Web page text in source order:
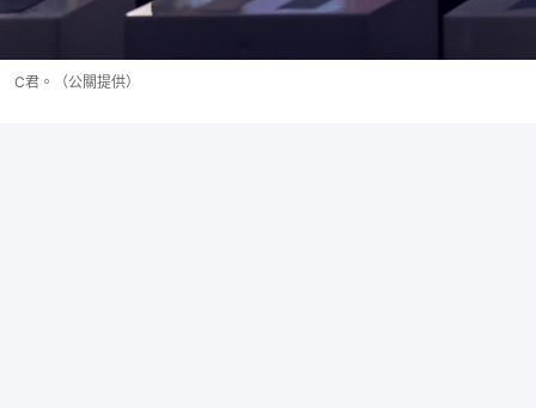
C君。（公關提供）